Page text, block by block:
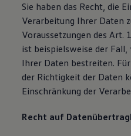
Sie haben das Recht, die
Verarbeitung Ihrer Daten
Voraussetzungen des Art.
ist beispielsweise der
Ihrer Daten bestreiten.
der Richtigkeit der Daten
Einschränkung der
Recht auf